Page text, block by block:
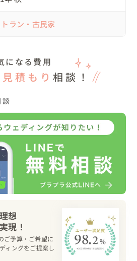
ングコンセプトも
ました
泣いちゃいますが
りました
て
す。 ラン・古民家
になる費用
見積もり 相談！
想
ご予算・ご希望に
ィングをご提案し